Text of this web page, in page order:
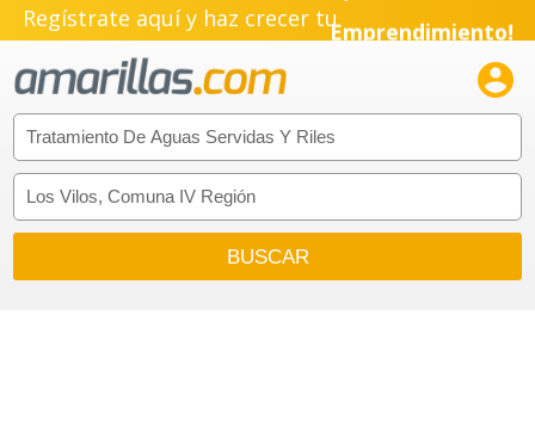
Regístrate aquí y haz crecer tuPyme!
Emprendimiento!
